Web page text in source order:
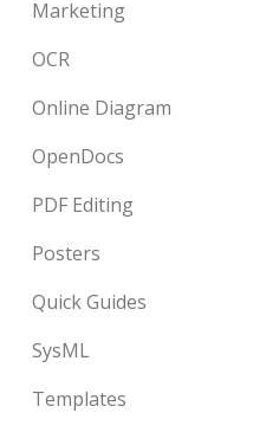
Marketing
OCR
Online Diagram
OpenDocs
PDF Editing
Posters
Quick Guides
SysML
Templates